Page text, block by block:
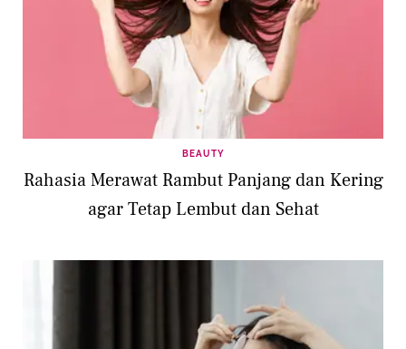
BEAUTY
Rahasia Merawat Rambut Panjang dan Kering
agar Tetap Lembut dan Sehat